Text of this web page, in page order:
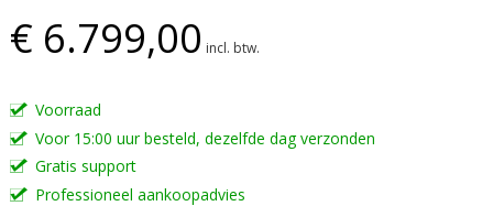
€ 6.799,00 incl. btw.
Voorraad
Voor 15:00 uur besteld, dezelfde dag verzonden
Gratis support
Professioneel aankoopadvies